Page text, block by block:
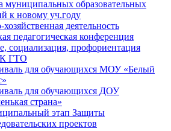
муниципальных образовательных
к новому уч.году
деятельность
педагогическая конференция
социализация, профориентация
ГТО
для обучающихся МОУ «Белый
для обучающихся ДОУ
страна»
этап Защиты
проектов